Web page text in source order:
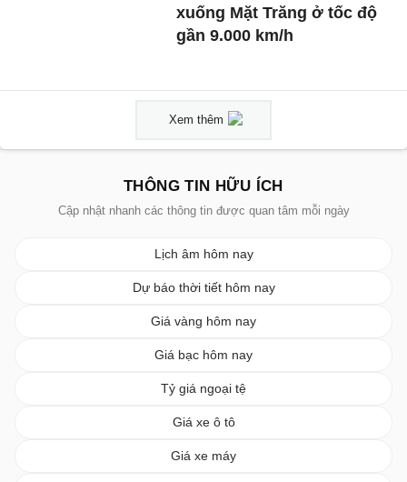
xuống Mặt Trăng ở tốc độ
gần 9.000 km/h
Xem thêm
THÔNG TIN HỮU ÍCH
Cập nhật nhanh các thông tin được quan tâm mỗi ngày
Lịch âm hôm nay
Dự báo thời tiết hôm nay
Giá vàng hôm nay
Giá bạc hôm nay
Tỷ giá ngoại tệ
Giá xe ô tô
Giá xe máy